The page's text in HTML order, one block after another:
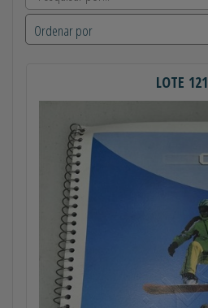
LOTE 121